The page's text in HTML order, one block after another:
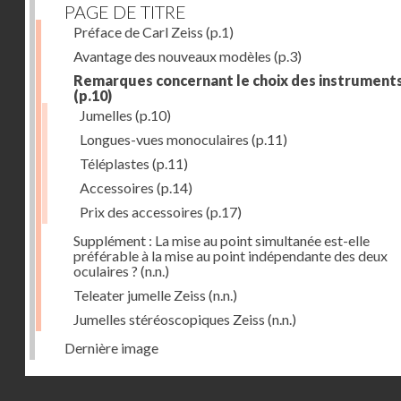
PAGE DE TITRE
Préface de Carl Zeiss (p.1)
Avantage des nouveaux modèles (p.3)
Remarques concernant le choix des
(p.10)
Jumelles (p.10)
Longues-vues monoculaires (p.11)
Téléplastes (p.11)
Accessoires (p.14)
Prix des accessoires (p.17)
Supplément : La mise au point simultanée est-elle
préférable à la mise au point indépendante des deux
oculaires ? (n.n.)
Teleater jumelle Zeiss (n.n.)
Jumelles stéréoscopiques Zeiss (n.n.)
Dernière image